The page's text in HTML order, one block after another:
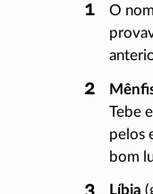
O
Tebe
pelos
bom
Líbia